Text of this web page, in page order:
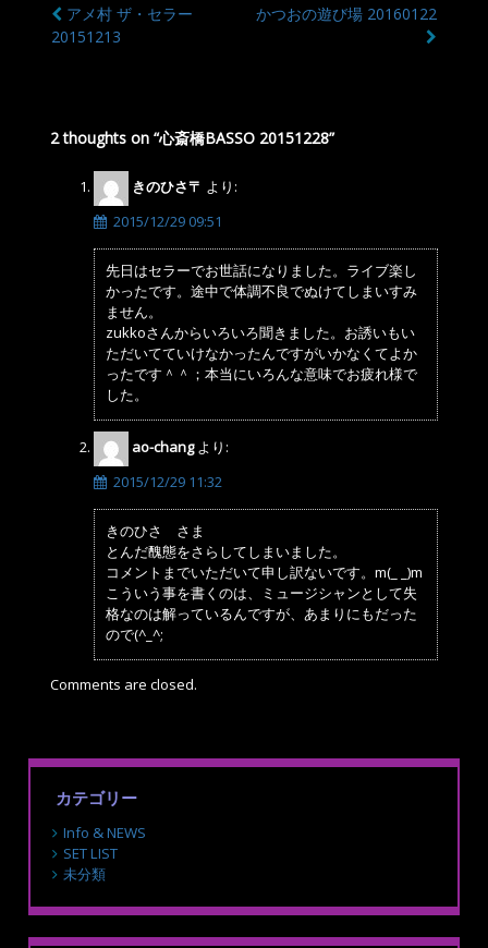
投
ビ
ゲ
アメ村 ザ・セラー
20151213
かつおの遊び場 20160122
2 thoughts on “心斎橋BASSO 20151228”
きのひさ〒 より:
2015/12/29 09:51
先日はセラーでお世話になりました。ライブ楽し
かったです。途中で体調不良でぬけてしまいすみ
ません。
zukkoさんからいろいろ聞きました。お誘いもい
ただいてていけなかったんですがいかなくてよか
ったです＾＾；本当にいろんな意味でお疲れ様で
した。
ao-chang より:
2015/12/29 11:32
きのひさ さま
とんだ醜態をさらしてしまいました。
コメントまでいただいて申し訳ないです。m(_ _)m
こういう事を書くのは、ミュージシャンとして失
格なのは解っているんですが、あまりにもだった
ので(^_^;
Comments are closed.
カテゴリー
Info & NEWS
SET LIST
未分類